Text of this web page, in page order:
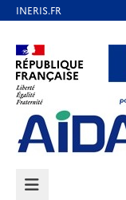
contenu
principal
Aller au contenu
Aller au pied de
MENU